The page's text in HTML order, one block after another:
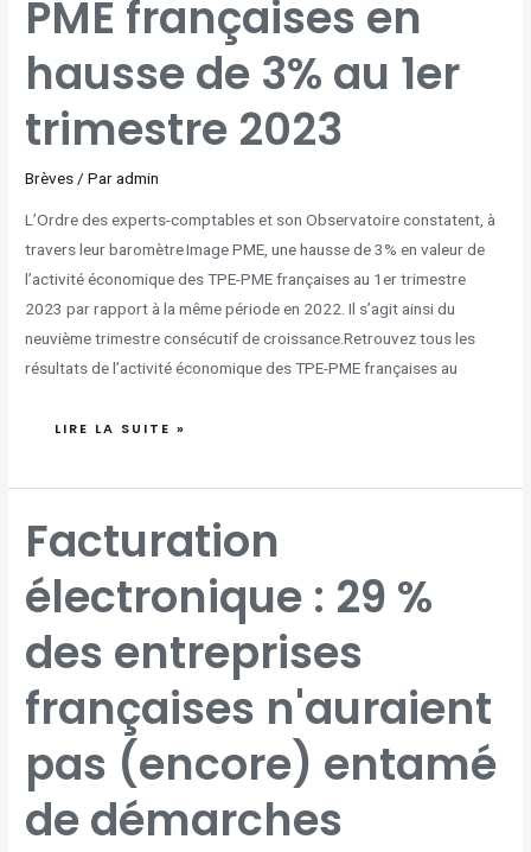
PME françaises en
hausse de 3% au 1er
trimestre 2023
Brèves / Paradmin
L’Ordre des experts-comptables et son Observatoire constatent, à
travers leur baromètre Image PME, une hausse de 3% en valeur de
l’activité économique des TPE-PME françaises au 1er trimestre
2023 par rapport à la même période en 2022. Il s’agit ainsi du
neuvième trimestre consécutif de croissance.Retrouvez tous les
résultats de l’activité économique des TPE-PME françaises au
3%
AU
1ER
2023
LIRE LA SUITE »
Facturation
électronique : 29 %
des entreprises
françaises n'auraient
pas (encore) entamé
de démarches
ÉLECTRONIQUE
:
29
DES
ENTREPRISES
FRANÇAISES
N'AURAIENT
ENTAMÉ
DE
DÉMARCHES